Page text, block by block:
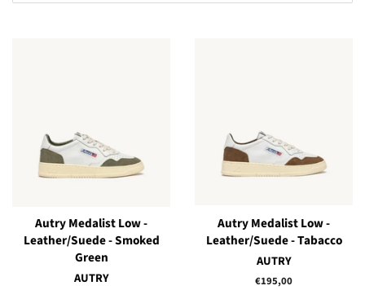
Autry Medalist Low -
Leather/Suede - Smoked
Green
AUTRY
Autry Medalist Low -
Leather/Suede - Tabacco
AUTRY
Prix
€195,00